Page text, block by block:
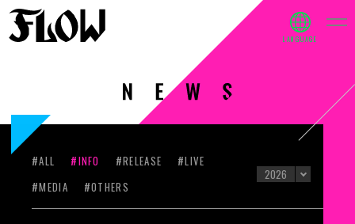
#ALL #INFO #RELEASE
#LIVE
#MEDIA
#OTHERS